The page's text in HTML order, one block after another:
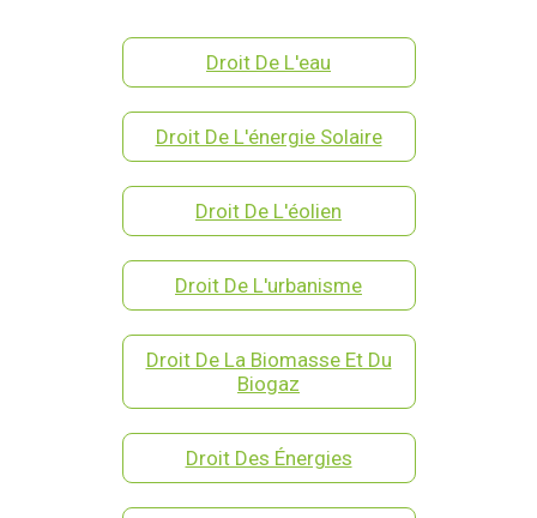
Droit De L'eau
Droit De L'énergie Solaire
Droit De L'éolien
Droit De L'urbanisme
Droit De La Biomasse Et Du
Biogaz
Droit Des Énergies